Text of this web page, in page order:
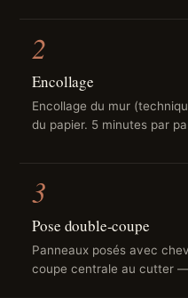
2
Encollage
Encollage du mur
du papier. 5 minutes par
3
Pose double-coupe
Panneaux posés avec
coupe centrale au cutter